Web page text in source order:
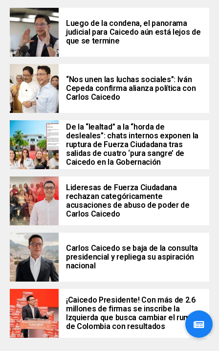
Luego de la condena, el panorama
judicial para Caicedo aún está lejos de
que se termine
“Nos unen las luchas sociales”: Iván
Cepeda confirma alianza política con
Carlos Caicedo
De la “lealtad” a la “horda de
desleales”: chats internos exponen la
ruptura de Fuerza Ciudadana tras
salidas de cuatro ‘pura sangre’ de
Caicedo en la Gobernación
Lideresas de Fuerza Ciudadana
rechazan categóricamente
acusaciones de abuso de poder de
Carlos Caicedo
Carlos Caicedo se baja de la consulta
presidencial y repliega su aspiración
nacional
¡Caicedo Presidente! Con más de 2.6
millones de firmas se inscribe la
Izquierda que busca cambiar el rumbo
de Colombia con resultados